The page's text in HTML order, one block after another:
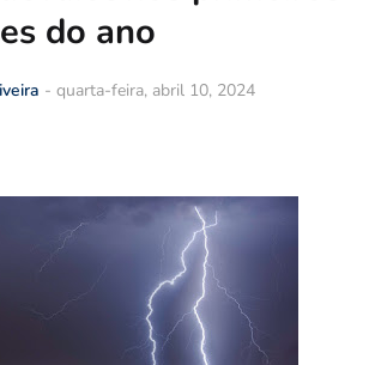
do ano
- quarta-feira, abril 10, 2024